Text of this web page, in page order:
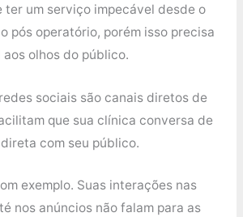
ter um serviço impecável desde o
pós operatório, porém isso precisa
olhos do público.
sociais são canais diretos de
que sua clínica conversa de
com seu público.
exemplo. Suas interações nas
nos anúncios não falam para as